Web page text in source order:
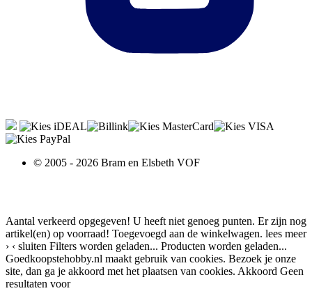
© 2005 - 2026 Bram en Elsbeth VOF
Aantal verkeerd opgegeven! U heeft niet genoeg punten. Er zijn nog
artikel(en) op voorraad! Toegevoegd aan de winkelwagen. lees meer
› ‹ sluiten Filters worden geladen... Producten worden geladen...
Goedkoopstehobby.nl maakt gebruik van cookies. Bezoek je onze
site, dan ga je akkoord met het plaatsen van cookies. Akkoord Geen
resultaten voor